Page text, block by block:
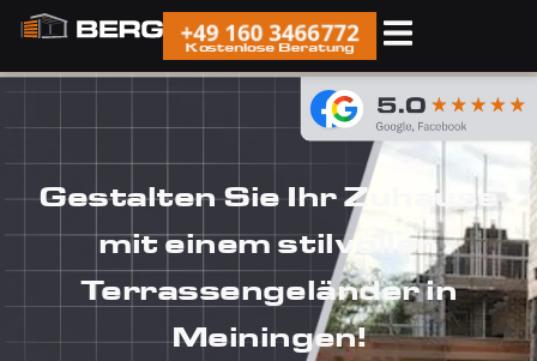
+49 160 3466772
Kostenlose Beratung
Gestalten Sie Ihr Zuhause
mit einem stilvollen
Terrassengeländer in
Meiningen!